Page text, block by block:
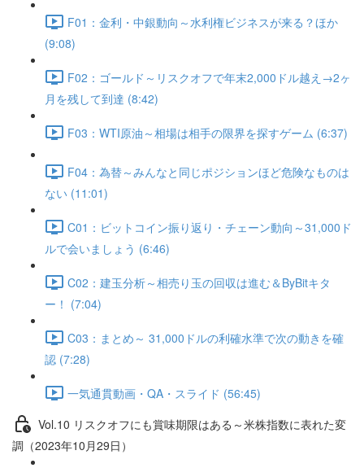
F01：金利・中銀動向～水利権ビジネスが来る？ほか
(9:08)
F02：ゴールド～リスクオフで年末2,000ドル越え→2ヶ
月を残して到達 (8:42)
F03：WTI原油～相場は相手の限界を探すゲーム (6:37)
F04：為替～みんなと同じポジションほど危険なものは
ない (11:01)
C01：ビットコイン振り返り・チェーン動向～31,000ド
ルで会いましょう (6:46)
C02：建玉分析～相売り玉の回収は進む＆ByBitキタ
ー！ (7:04)
C03：まとめ～ 31,000ドルの利確水準で次の動きを確
認 (7:28)
一気通貫動画・QA・スライド (56:45)
Vol.10 リスクオフにも賞味期限はある～米株指数に表れた変
調（2023年10月29日）